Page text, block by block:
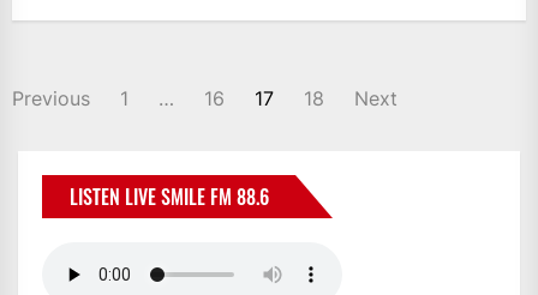
POSTS
Previous 1 … 16 17 18 Next
LISTEN LIVE SMILE FM 88.6